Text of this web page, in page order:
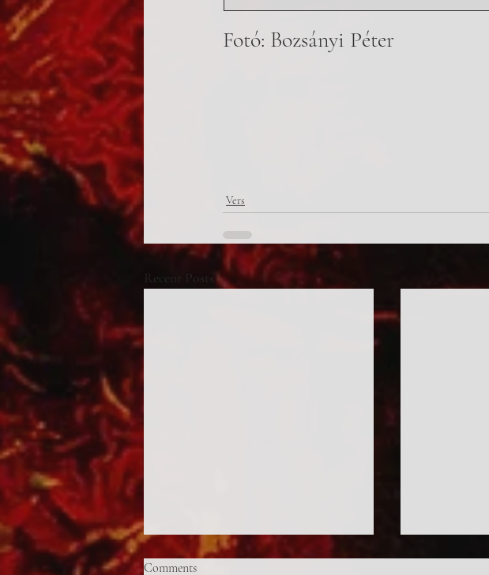
Fotó: Bozsányi Péter
Vers
Recent Posts
Comments